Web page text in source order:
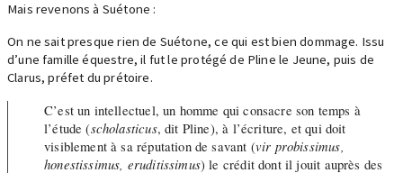
Mais revenons à Suétone :
On ne sait presque rien de Suétone, ce qui est bien dommage. Issu
d’une famille équestre, il fut le protégé de Pline le Jeune, puis de
Clarus, préfet du prétoire.
C’est un intellectuel, un homme qui consacre son temps à
l’étude (scholasticus, dit Pline), à l’écriture, et qui doit
visiblement à sa réputation de savant (vir probissimus,
honestissimus, eruditissimus) le crédit dont il jouit auprès des